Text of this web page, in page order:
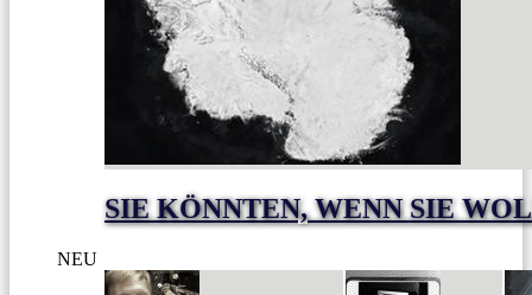
SIE KÖNNTEN, WENN SIE
NEU